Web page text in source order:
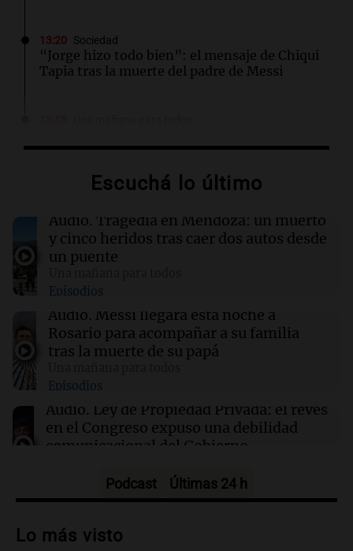
13:20 Sociedad
“Jorge hizo todo bien”: el mensaje de Chiqui
Tapia tras la muerte del padre de Messi
Congreso expuso una debilidad
13:18 Una mañana para todos
Matías Pourrain sigue detenido: "Tres
hombres se lo llevaron para hacerle preguntas
y nunca regresó"
13:01 Sociedad
La Conmebol despidió a Jorge Messi y
acompañó a Lionel y su familia
12:40 Sociedad
AFA dispuso un minuto de silencio y
brazaletes negros por el fallecimiento de Jorge
Messi
Escuchá lo último
Audio. Tragedia en Mendoza: un muerto
y cinco heridos tras caer dos autos desde
un puente
Episodios
Audio. Messi llegará esta noche a
Rosario para acompañar a su familia
tras la muerte de su papá
Episodios
Audio. Ley de Propiedad Privada: el revés
en el Congreso expuso una debilidad
comunicacional del Gobierno
Audio.Casabindo se prepara para una
tradicional Toreo de la Vincha
Podcast Últimas 24 h
Lo más visto